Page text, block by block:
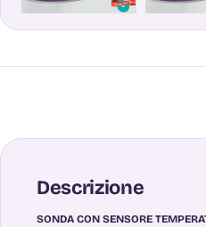
Descrizione
SONDA CON SENSORE